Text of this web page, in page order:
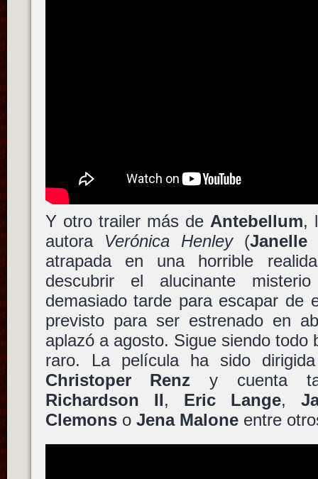
Y otro trailer más de Antebellum,
autora Verónica Henley(Janelle
atrapada en una horrible
descubrir el alucinante
demasiado tarde para escapar de
previsto para ser estrenado en
aplazó a agosto. Sigue siendo todo
raro. La película ha sido
Christoper Renz y cuenta
Richardson II, Eric Lange,
Clemonso Jena Maloneentre